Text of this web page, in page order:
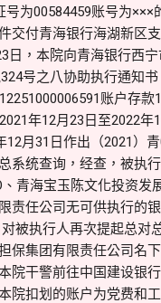
号为00584459账号为×××
交付青海银行海湖新区
日，本院向青海银行西
324号之八协助执行通知
账户存款
年12月23日至2022
12月31日作出（2021）
系统查询，经查，被执
青海宝玉陈文化投资发
责任公司无可供执行的
被执行人再次提起总对
保集团有限责任公司名
院干警前往中国建设银
院扣划的账户为党费和